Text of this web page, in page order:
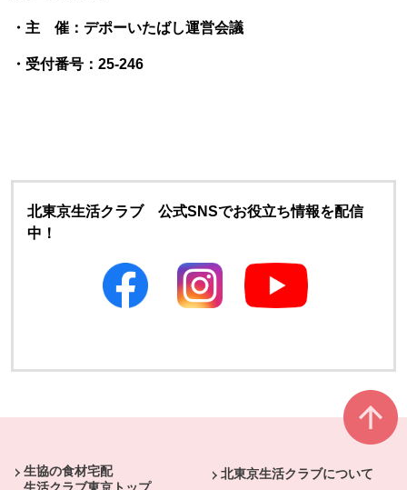
・主 催：デポーいたばし運営会議
・受付番号：25-246
北東京生活クラブ 公式SNSでお役立ち情報を配信
中！
生協の食材宅配
北東京生活クラブについて